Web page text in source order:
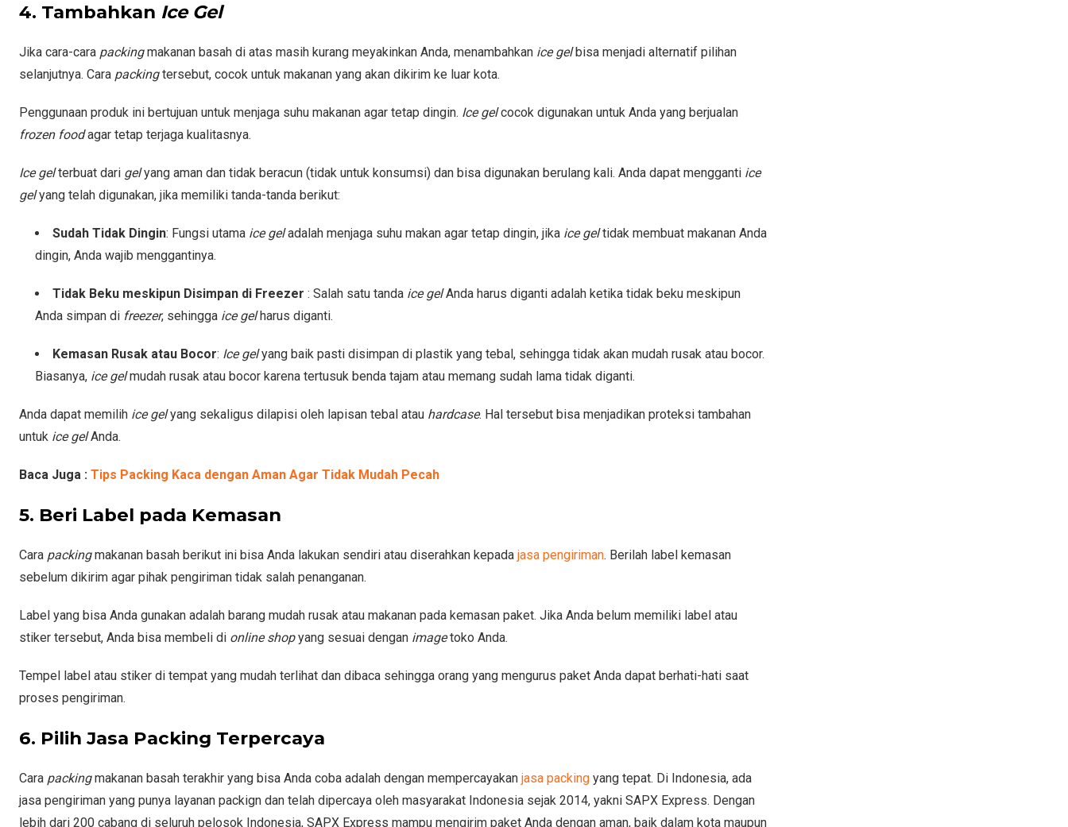
4. Tambahkan Ice Gel
Jika cara-cara packingmakanan basah di atas masih kurang meyakinkan Anda, menambahkan ice gel bisa menjadi alternatif pilihan
selanjutnya. Cara packingtersebut, cocok untuk makanan yang akan dikirim ke luar kota.
Penggunaan produk ini bertujuan untuk menjaga suhu makanan agar tetap dingin. Ice gelcocok digunakan untuk Anda yang berjualan
frozen foodagar tetap terjaga kualitasnya.
Ice gelterbuat dari gelyang aman dan tidak beracun (tidak untuk konsumsi) dan bisa digunakan berulang kali. Anda dapat mengganti ice
gelyang telah digunakan, jika memiliki tanda-tanda berikut:
Sudah Tidak Dingin: Fungsi utama ice geladalah menjaga suhu makan agar tetap dingin, jika ice geltidak membuat makanan Anda
dingin, Anda wajib menggantinya.
Tidak Beku meskipun Disimpan di Freezer : Salah satu tanda ice gelAnda harus diganti adalah ketika tidak beku meskipun
Anda simpan di freezer, sehingga ice gel harus diganti.
Kemasan Rusak atau Bocor: Ice gelyang baik pasti disimpan di plastik yang tebal, sehingga tidak akan mudah rusak atau bocor.
Biasanya, ice gelmudah rusak atau bocor karena tertusuk benda tajam atau memang sudah lama tidak diganti.
Anda dapat memilih ice gelyang sekaligus dilapisi oleh lapisan tebal atau hardcase. Hal tersebut bisa menjadikan proteksi tambahan
untuk ice gelAnda.
Baca Juga : Tips Packing Kaca dengan Aman Agar Tidak Mudah Pecah
5. Beri Label pada Kemasan
Cara packingmakanan basah berikut ini bisa Anda lakukan sendiri atau diserahkan kepada jasa pengiriman. Berilah label kemasan
sebelum dikirim agar pihak pengiriman tidak salah penanganan.
Label yang bisa Anda gunakan adalah barang mudah rusak atau makanan pada kemasan paket. Jika Anda belum memiliki label atau
stiker tersebut, Anda bisa membeli di online shopyang sesuai dengan imagetoko Anda.
Tempel label atau stiker di tempat yang mudah terlihat dan dibaca sehingga orang yang mengurus paket Anda dapat berhati-hati saat
proses pengiriman.
6. Pilih Jasa Packing Terpercaya
Cara packingmakanan basah terakhir yang bisa Anda coba adalah dengan mempercayakan jasa packing yang tepat. Di Indonesia, ada
jasa pengiriman yang punya layanan packign dan telah dipercaya oleh masyarakat Indonesia sejak 2014, yakni SAPX Express. Dengan
lebih dari 200 cabang di seluruh pelosok Indonesia, SAPX Express mampu mengirim paket Anda dengan aman, baik dalam kota maupun